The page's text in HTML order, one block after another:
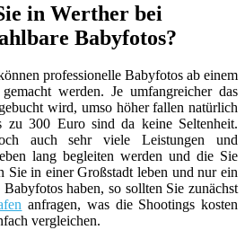
in Werther bei
Babyfotos?
professionelle Babyfotos ab einem
werden. Je umfangreicher das
wird, umso höher fallen natürlich
zu 300 Euro sind da keine Seltenheit.
auch sehr viele Leistungen und
lang begleiten werden und die Sie
Sie in einer Großstadt leben und nur ein
haben, so sollten Sie zunächst
anfragen, was die Shootings kosten
vergleichen.